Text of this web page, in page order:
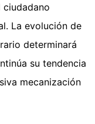
ciudadano
La evolución de
determinará
su tendencia
mecanización